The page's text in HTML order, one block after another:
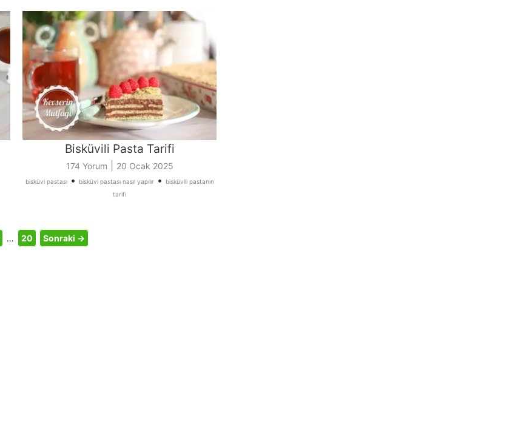
Bisküvili Pasta Tarifi
174 Yorum 20 Ocak 2025
bisküvi pastası• bisküvi pastası nasıl yapılır•
bisküvili pastanın
tarifi
… 20 Sonraki →